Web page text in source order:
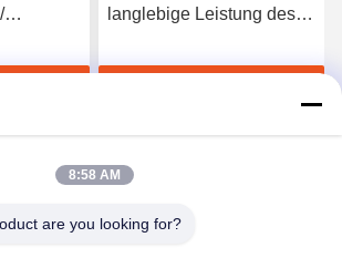
Preis
langlebige Leistung des
8:58 AM
are you looking for?